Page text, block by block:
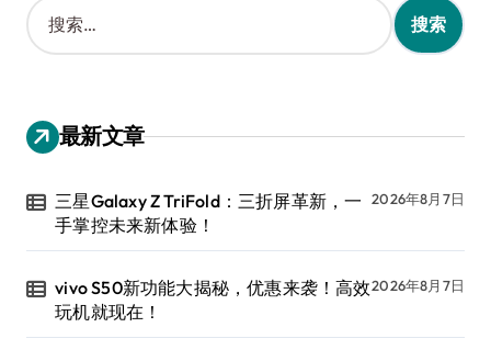
搜
索
：
最新文章
三星Galaxy Z TriFold：三折屏革新，一
手掌控未来新体验！
2026年8月7日
vivo S50新功能大揭秘，优惠来袭！高效
玩机就现在！
2026年8月7日